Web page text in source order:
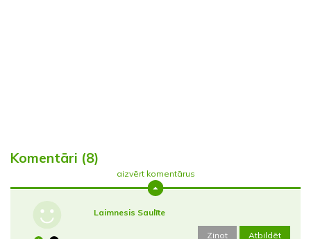
Komentāri (8)
aizvērt komentārus
Laimnesis Saulīte
Ziņot Atbildēt